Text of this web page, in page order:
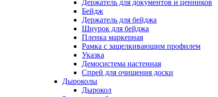
Держатель для документов и ценников
Бейдж
Держатель для бейджа
Шнурок для бейджа
Пленка маркерная
Рамка с защелкивающим профилем
Указка
Демосистема настенная
Спрей для очищения доски
Дыроколы
Дырокол